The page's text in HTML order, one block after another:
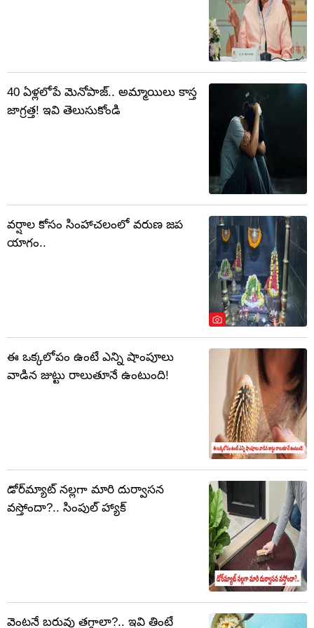
40 ఏళ్లలోపే మెనోపాజ్.. అమ్మాయిలు కాస్త
జాగ్రత్త! ఇవి తెలుసుకోండి
వర్షాల కోసం సింహాచలంలో వరుణ జప
యాగం..
ఈ ఒక్కలోపం ఉంటే ఎన్ని షాంపూలు
వాడిన జుట్టు రాలుతూనే ఉంటుంది!
డోర్‌మ్యాట్ నల్లగా మారి దుర్వాసన
వస్తోందా?.. సింపుల్ హ్యాక్
వెంటనే బరువు తగ్గాలా?.. ఇవి తింటే